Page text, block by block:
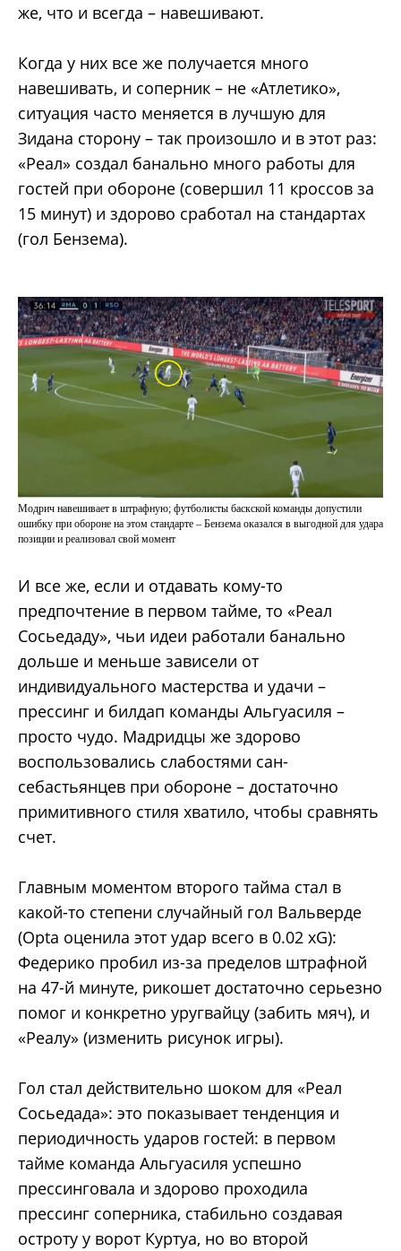
же, что и всегда – навешивают.
Когда у них все же получается много
навешивать, и соперник – не «Атлетико»,
ситуация часто меняется в лучшую для
Зидана сторону – так произошло и в этот раз:
«Реал» создал банально много работы для
гостей при обороне (совершил 11 кроссов за
15 минут) и здорово сработал на стандартах
(гол Бензема).
Модрич навешивает в штрафную; футболисты баскской команды допустили
ошибку при обороне на этом стандарте – Бензема оказался в выгодной для удара
позиции и реализовал свой момент
И все же, если и отдавать кому-то
предпочтение в первом тайме, то «Реал
Сосьедаду», чьи идеи работали банально
дольше и меньше зависели от
индивидуального мастерства и удачи –
прессинг и билдап команды Альгуасиля –
просто чудо. Мадридцы же здорово
воспользовались слабостями сан-
себастьянцев при обороне – достаточно
примитивного стиля хватило, чтобы сравнять
счет.
Главным моментом второго тайма стал в
какой-то степени случайный гол Вальверде
(Opta оценила этот удар всего в 0.02 xG):
Федерико пробил из-за пределов штрафной
на 47-й минуте, рикошет достаточно серьезно
помог и конкретно уругвайцу (забить мяч), и
«Реалу» (изменить рисунок игры).
Гол стал действительно шоком для «Реал
Сосьедада»: это показывает тенденция и
периодичность ударов гостей: в первом
тайме команда Альгуасиля успешно
прессинговала и здорово проходила
прессинг соперника, стабильно создавая
остроту у ворот Куртуа, но во второй